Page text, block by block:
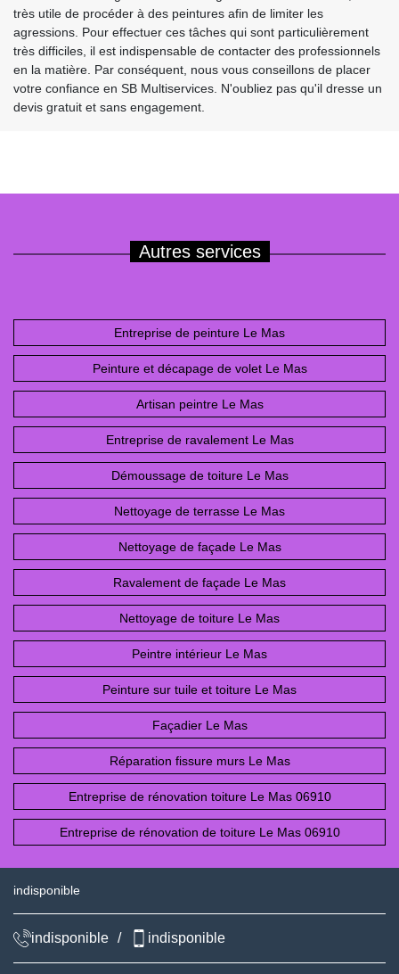
très utile de procéder à des peintures afin de limiter les
agressions. Pour effectuer ces tâches qui sont particulièrement
très difficiles, il est indispensable de contacter des professionnels
en la matière. Par conséquent, nous vous conseillons de placer
votre confiance en SB Multiservices. N'oubliez pas qu'il dresse un
devis gratuit et sans engagement.
Autres services
Entreprise de peinture Le Mas
Peinture et décapage de volet Le Mas
Artisan peintre Le Mas
Entreprise de ravalement Le Mas
Démoussage de toiture Le Mas
Nettoyage de terrasse Le Mas
Nettoyage de façade Le Mas
Ravalement de façade Le Mas
Nettoyage de toiture Le Mas
Peintre intérieur Le Mas
Peinture sur tuile et toiture Le Mas
Façadier Le Mas
Réparation fissure murs Le Mas
Entreprise de rénovation toiture Le Mas 06910
Entreprise de rénovation de toiture Le Mas 06910
indisponible
indisponible / indisponible